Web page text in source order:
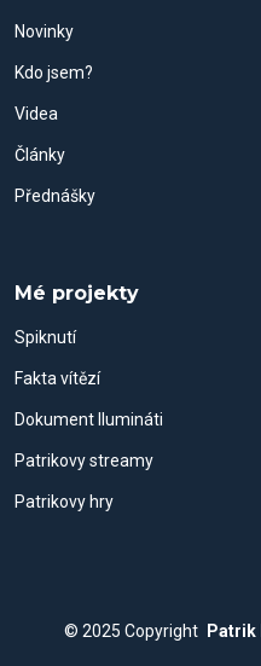
Novinky
Kdo jsem?
Videa
Články
Přednášky
Mé projekty
Spiknutí
Fakta vítězí
Dokument Ilumináti
Patrikovy streamy
Patrikovy hry
© 2025 Copyright Patrik